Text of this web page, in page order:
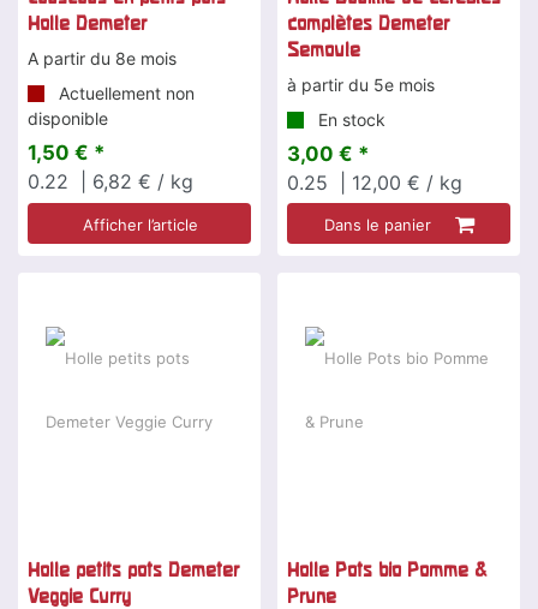
Holle Demeter
A partir du 8e mois
Actuellement non
disponible
1,50 € *
0.22
| 6,82 € / kg
Afficher l’article
complètes Demeter
Semoule
à partir du 5e mois
En stock
3,00 € *
0.25
| 12,00 € / kg
Dans le panier
Holle petits pots Demeter
Veggie Curry
Holle Pots bio Pomme &
Prune